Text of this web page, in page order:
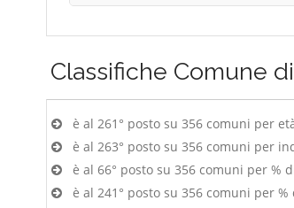
Classifiche Comune
è al 261° posto su 356 comuni per
è al 263° posto su 356 comuni per
è al 66° posto su 356 comuni per %
è al 241° posto su 356 comuni per